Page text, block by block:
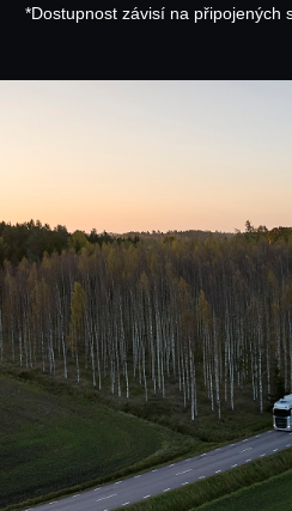
*Dostupnost závisí na připojených